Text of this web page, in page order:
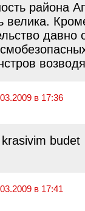
района
велика.
давно
в 17:36
krasivim
в 17:41